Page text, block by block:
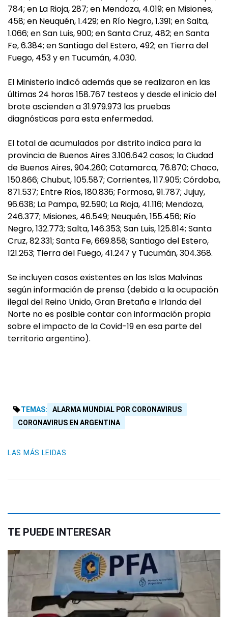
784; en La Rioja, 287; en Mendoza, 4.019; en Misiones,
458; en Neuquén, 1.429; en Río Negro, 1.391; en Salta,
1.066; en San Luis, 900; en Santa Cruz, 482; en Santa
Fe, 6.384; en Santiago del Estero, 492; en Tierra del
Fuego, 453 y en Tucumán, 4.030.
El Ministerio indicó además que se realizaron en las
últimas 24 horas 158.767 testeos y desde el inicio del
brote ascienden a 31.979.973 las pruebas
diagnósticas para esta enfermedad.
El total de acumulados por distrito indica para la
provincia de Buenos Aires 3.106.642 casos; la Ciudad
de Buenos Aires, 904.260; Catamarca, 76.870; Chaco,
150.866; Chubut, 105.587; Corrientes, 117.905; Córdoba,
871.537; Entre Ríos, 180.836; Formosa, 91.787; Jujuy,
96.638; La Pampa, 92.590; La Rioja, 41.116; Mendoza,
246.377; Misiones, 46.549; Neuquén, 155.456; Río
Negro, 132.773; Salta, 146.353; San Luis, 125.814; Santa
Cruz, 82.331; Santa Fe, 669.858; Santiago del Estero,
121.263; Tierra del Fuego, 41.247 y Tucumán, 304.368.
Se incluyen casos existentes en las Islas Malvinas
según información de prensa (debido a la ocupación
ilegal del Reino Unido, Gran Bretaña e Irlanda del
Norte no es posible contar con información propia
sobre el impacto de la Covid-19 en esa parte del
territorio argentino).
TEMAS:
ALARMA MUNDIAL POR CORONAVIRUS
CORONAVIRUS EN ARGENTINA
LAS MÁS LEIDAS
TE PUEDE INTERESAR